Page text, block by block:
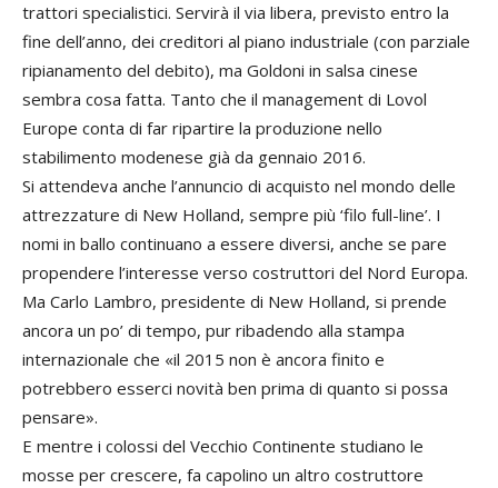
trattori specialistici. Servirà il via libera, previsto entro la
fine dell’anno, dei creditori al piano industriale (con parziale
ripianamento del debito), ma Goldoni in salsa cinese
sembra cosa fatta. Tanto che il management di Lovol
Europe conta di far ripartire la produzione nello
stabilimento modenese già da gennaio 2016.
Si attendeva anche l’annuncio di acquisto nel mondo delle
attrezzature di New Holland, sempre più ‘filo full-line’. I
nomi in ballo continuano a essere diversi, anche se pare
propendere l’interesse verso costruttori del Nord Europa.
Ma Carlo Lambro, presidente di New Holland, si prende
ancora un po’ di tempo, pur ribadendo alla stampa
internazionale che «il 2015 non è ancora finito e
potrebbero esserci novità ben prima di quanto si possa
pensare».
E mentre i colossi del Vecchio Continente studiano le
mosse per crescere, fa capolino un altro costruttore